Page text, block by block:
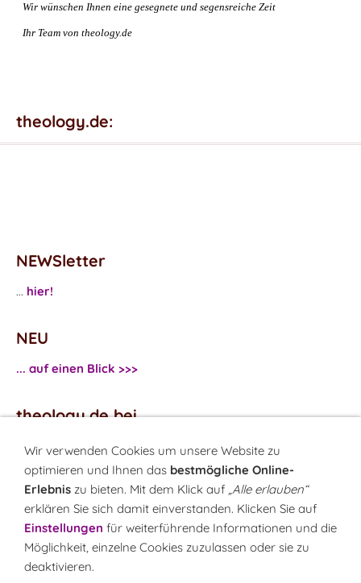
Wir wünschen Ihnen eine gesegnete und segensreiche Zeit
Ihr Team von theology.de
theology.de:
NEWSletter
... hier!
NEU
... auf einen Blick >>>
theology.de bei
...Facebook
...Twitter
Monatsrätsel
Rätseln & Gewinnen!
Wir verwenden Cookies um unsere Website zu
optimieren und Ihnen das bestmögliche Online-
Erlebnis zu bieten. Mit dem Klick auf „Alle erlauben“
erklären Sie sich damit einverstanden. Klicken Sie auf
Einstellungen für weiterführende Informationen und die
Möglichkeit, einzelne Cookies zuzulassen oder sie zu
deaktivieren.